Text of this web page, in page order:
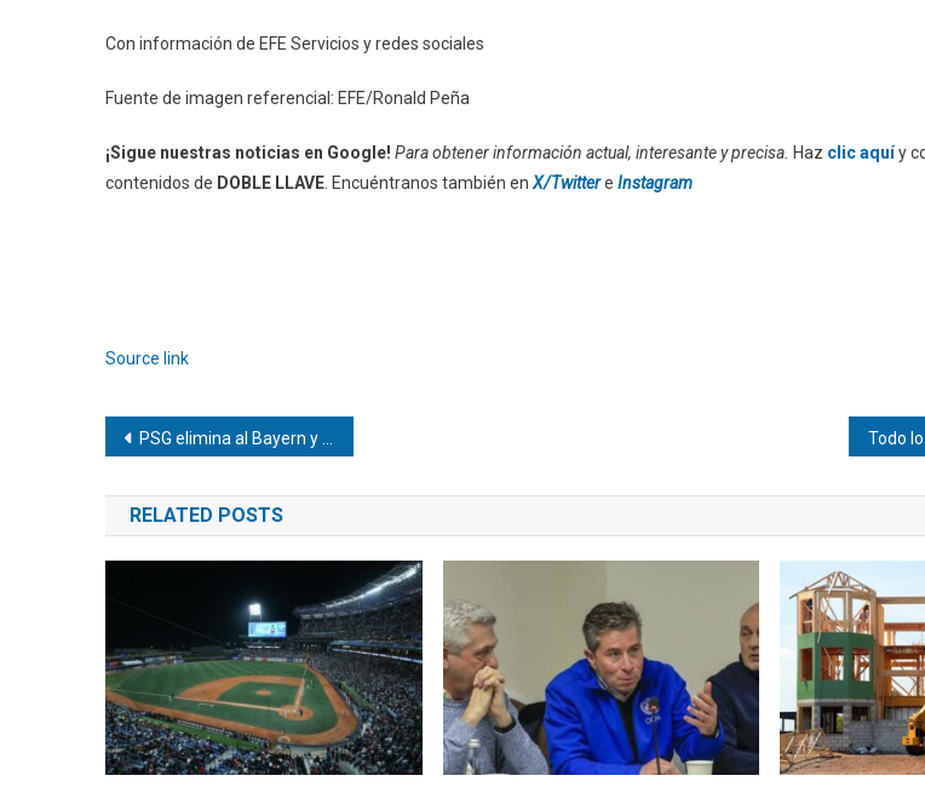
Con información de EFE Servicios y redes sociales
Fuente de imagen referencial: EFE/Ronald Peña
¡Sigue nuestras noticias en Google! Para obtener información actual, interesante y precisa. Haz clic aquíy
contenidos de DOBLE LLAVE . Encuéntranos también en X/Twittere Instagram
Source link
Navegación
de
entradas
PSG elimina al Bayern y se mete en la final de la Champions
RELATED POSTS